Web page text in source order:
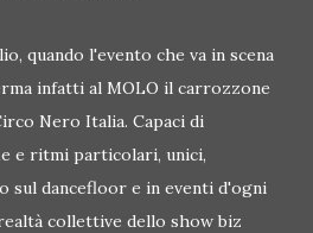
quando l'evento che va in scena
infatti al MOLO il carrozzone
Nero Italia. Capaci di
e ritmi particolari, unici,
sul dancefloor e in eventi d'ogni
collettive dello show biz